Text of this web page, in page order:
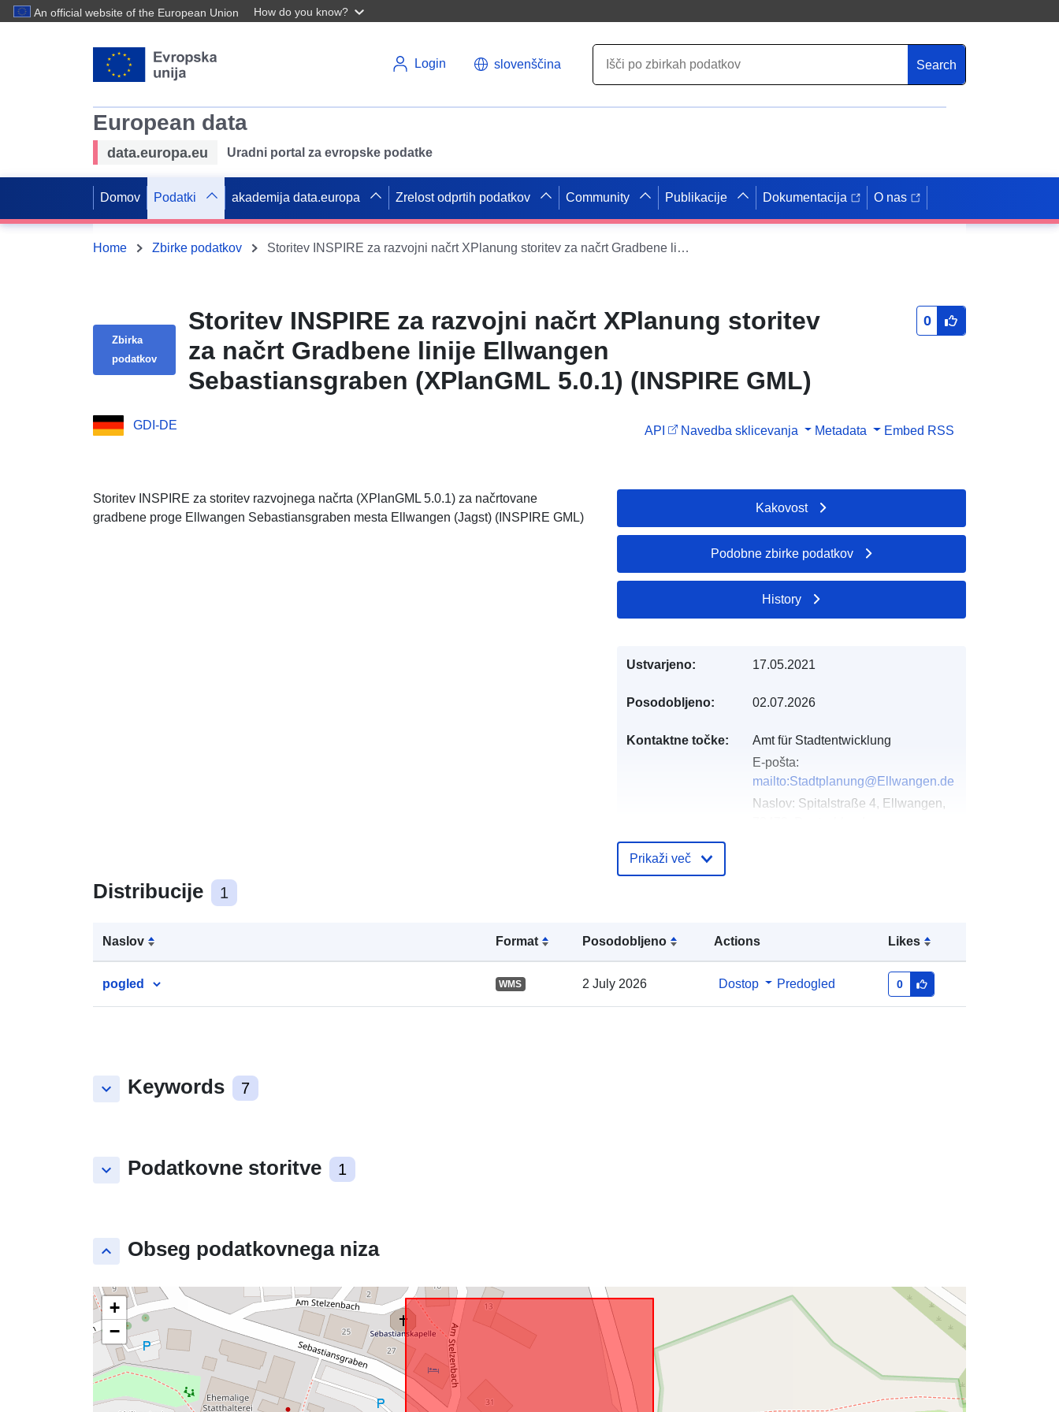
An official website of the European Union How do you know?
Login slovenščina Search
European data
data.europa.eu Uradni portal za evropske podatke
Domov Podatki akademija data.europa Zrelost odprtih podatkov Community Publikacije Dokumentacija O nas
Home Zbirke podatkov Storitev INSPIRE za razvojni načrt XPlanung storitev za načrt Gradbene linije Ellwangen Sebastiansgraben (XPlanGML 5.0.1) (INSPIRE GML)
Zbirka
podatkov
Storitev INSPIRE za razvojni načrt XPlanung storitev
za načrt Gradbene linije Ellwangen
Sebastiansgraben (XPlanGML 5.0.1) (INSPIRE GML)
0
GDI-DE API Navedba sklicevanja Metadata Embed RSS
Storitev INSPIRE za storitev razvojnega načrta (XPlanGML 5.0.1) za načrtovane
gradbene proge Ellwangen Sebastiansgraben mesta Ellwangen (Jagst) (INSPIRE GML)
Distribucije 1
Naslov Format Posodobljeno Actions Likes
pogled WMS 2 July 2026 Dostop Predogled 0
keyboard_arrow_down Keywords 7
keyboard_arrow_down Podatkovne storitve 1
keyboard_arrow_up Obseg podatkovnega niza
+
−
Kakovost
Podobne zbirke podatkov
History
Ustvarjeno: 17.05.2021
Posodobljeno: 02.07.2026
Kontaktne točke:
Amt für Stadtentwicklung
E-pošta:
mailto:Stadtplanung@Ellwangen.de
Naslov: Spitalstraße 4, Ellwangen,
01 August 2026
Prostorski: Usklajuje: [ [ 10.1336248,
48.963033 ], [ 10.1353103,
Prikaži več